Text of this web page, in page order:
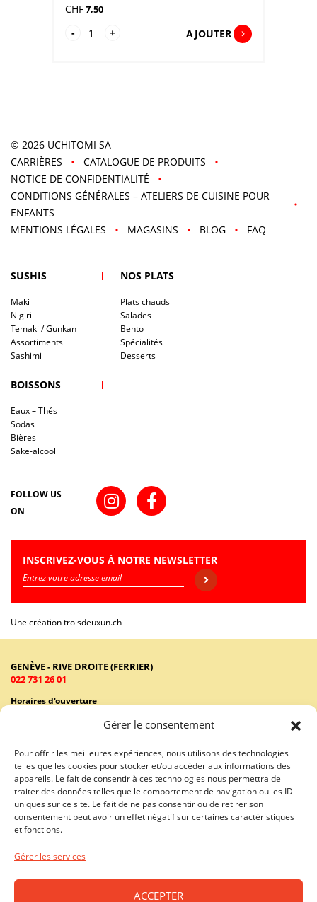
Gérer le consentement
Pour offrir les meilleures expériences, nous utilisons des technologies
telles que les cookies pour stocker et/ou accéder aux informations des
appareils. Le fait de consentir à ces technologies nous permettra de
traiter des données telles que le comportement de navigation ou les ID
uniques sur ce site. Le fait de ne pas consentir ou de retirer son
consentement peut avoir un effet négatif sur certaines caractéristiques
et fonctions.
Gérer les services
ACCEPTER
CHF7,50
-
quantité
+ AJOUTER
© 2026 UCHITOMI SA
CARRIÈRES
CATALOGUE DE PRODUITS
NOTICE DE CONFIDENTIALITÉ
CONDITIONS GÉNÉRALES – ATELIERS DE CUISINE POUR
ENFANTS
MENTIONS LÉGALES
MAGASINS BLOG FAQ
SUSHIS
Maki
Nigiri
Temaki / Gunkan
Assortiments
Sashimi
NOS PLATS
Plats chauds
Salades
Bento
Spécialités
Desserts
BOISSONS
Eaux – Thés
Sodas
Bières
Sake-alcool
FOLLOW US
ON
INSCRIVEZ-VOUS À NOTRE NEWSLETTER
Une créationtroisdeuxun.ch
GENÈVE - RIVE DROITE (FERRIER)
022 731 26 01
Horaires d'ouverture
GENÈVE - RIVE GAUCHE (RHÔNE)
022 731 26 46
Horaires d'ouverture
Lundi - Vendredi: 10:00-19:00 / Samedi: 10:00-18:00
LAUSANNE - CENTRE VILLE
Horaires d'ouverture
Lundi - Vendredi: 10:00-19:00 / Samedi: 09:00-18:00